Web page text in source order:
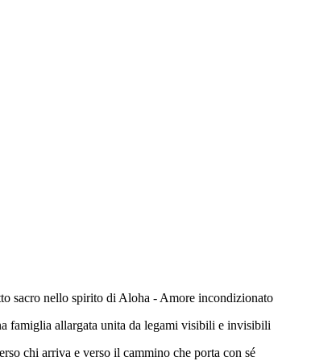
sacro nello spirito di Aloha - Amore incondizionato
famiglia allargata unita da legami visibili e invisibili
chi arriva e verso il cammino che porta con sé